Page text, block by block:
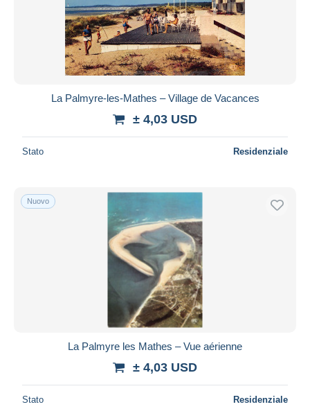
La Palmyre-les-Mathes – Village de Vacances
± 4,03 USD
Stato Residenziale
Nuovo
La Palmyre les Mathes – Vue aérienne
± 4,03 USD
Stato Residenziale